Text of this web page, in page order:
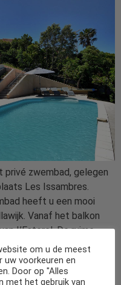
privé zwembad, gelegen
Les Issambres.
heeft u een mooi
Vanaf het balkon
L’Esterel. De ruime,
drie etages en ideaal
zwembad wordt
een weldaad voor de
om u de meest
uw voorkeuren en
Door op "Alles
met het gebruik van